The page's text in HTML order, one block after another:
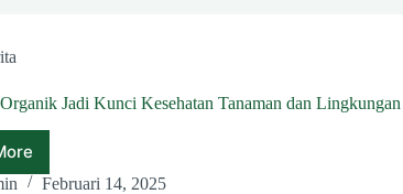
Jadi Kunci Kesehatan Tanaman dan
Februari 14, 2025